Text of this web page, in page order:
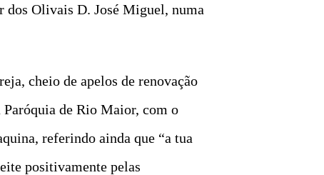
dos Olivais D. José Miguel, numa
cheio de apelos de renovação
Paróquia de Rio Maior, com o
referindo ainda que ​“a tua
positivamente pelas